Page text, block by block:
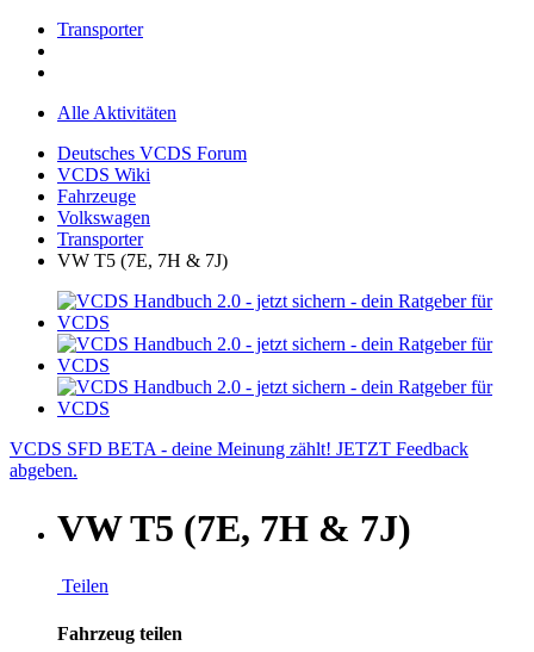
Transporter
Alle Aktivitäten
Deutsches VCDS Forum
VCDS Wiki
Fahrzeuge
Volkswagen
Transporter
VW T5 (7E, 7H & 7J)
VCDS SFD BETA - deine Meinung zählt! JETZT Feedback
abgeben.
VW T5 (7E, 7H & 7J)
Teilen
Fahrzeug teilen